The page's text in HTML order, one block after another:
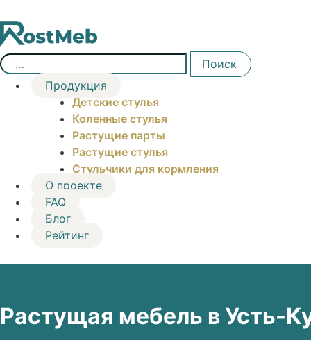
to
content
Найти:
Поиск
Продукция
Детские стулья
Коленные стулья
Растущие парты
Растущие стулья
Стульчики для кормления
О проекте
FAQ
Блог
Рейтинг
Растущая мебель в Усть-